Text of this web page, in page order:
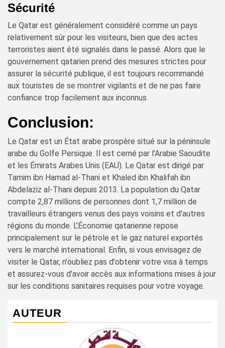
Sécurité
Le Qatar est généralement considéré comme un pays
relativement sûr pour les visiteurs, bien que des actes
terroristes aient été signalés dans le passé. Alors que le
gouvernement qatarien prend des mesures strictes pour
assurer la sécurité publique, il est toujours recommandé
aux touristes de se montrer vigilants et de ne pas faire
confiance trop facilement aux inconnus.
Conclusion:
Le Qatar est un État arabe prospère situé sur la péninsule
arabe du Golfe Persique. Il est cerné par l’Arabie Saoudite
et les Émirats Arabes Unis (EAU). Le Qatar est dirigé par
Tamim ibn Hamad al-Thani et Khaled ibn Khalifah ibn
Abdelaziz al-Thani depuis 2013. La population du Qatar
compte 2,87 millions de personnes dont 1,7 million de
travailleurs étrangers venus des pays voisins et d'autres
régions du monde. L’Économie qatarienne repose
principalement sur le pétrole et le gaz naturel exportés
vers le marché international. Enfin, si vous envisagez de
visiter le Qatar, n'oubliez pas d'obtenir votre visa à temps
et assurez-vous d'avoir accès aux informations mises à jour
sur les conditions sanitaires requises pour votre voyage.
AUTEUR